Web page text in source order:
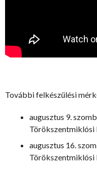
További felkészülési
augusztus 9.
Törökszentmiklósi
augusztus 16.
Törökszentmiklósi